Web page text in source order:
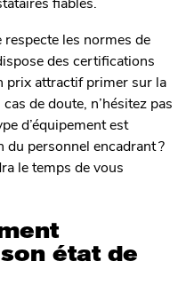
les normes de
des certifications
prix attractif primer sur la
de doute, n’hésitez pas
d’équipement est
du personnel encadrant ?
le temps de vous
état de